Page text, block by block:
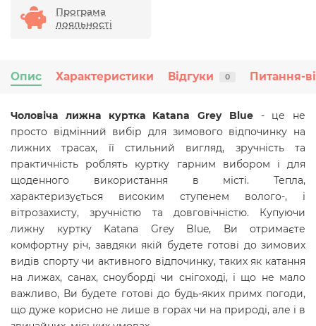
Програма
лояльності
Опис Характеристики Відгуки 0 Питання-
Чоловіча лижна куртка Katana Grey Blue- це не
просто відмінний вибір для зимового відпочинку на
лижних трасах, її стильний вигляд, зручність та
практичність роблять куртку гарним вибором і для
щоденного використання в місті. Тепла,
характеризується високим ступенем волого-, і
вітрозахисту, зручністю та довговічністю. Купуючи
лижну куртку
Katana Grey Blue, Ви отримаєте
комфортну річ, завдяки якій будете готові до зимових
видів спорту чи активного відпочинку, таких як катання
на лижах, санах, сноуборді чи снігоході, і що не мало
важливо, Ви будете готові до будь-яких примх погоди,
що дуже корисно не лише в горах чи на природі, але і в